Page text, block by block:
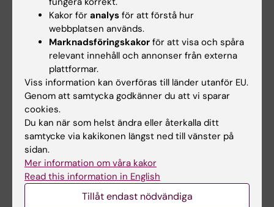
handledare i verksamhetsförlagd
utbildning
2002 Medicine magisterexamen i
sjukgymnastik, Karolinska Institutet
2002 Sjukgymnastexamen, Karolinska
Institutet
Länkar:
ki.se
ki.se
Forskningsområden:
Kakor för analys för att förstå hur
webbplatsen används.
Marknadsföringskakor för att visa och spåra
relevant innehåll och annonser från externa
plattformar.
Viss information kan överföras till länder utanför EU.
Genom att samtycka godkänner du att vi sparar
cookies.
Du kan när som helst ändra eller återkalla ditt
samtycke via kakikonen längst ned till vänster på
sidan.
Mer information om våra kakor
Read this information in English
Tillåt endast nödvändiga